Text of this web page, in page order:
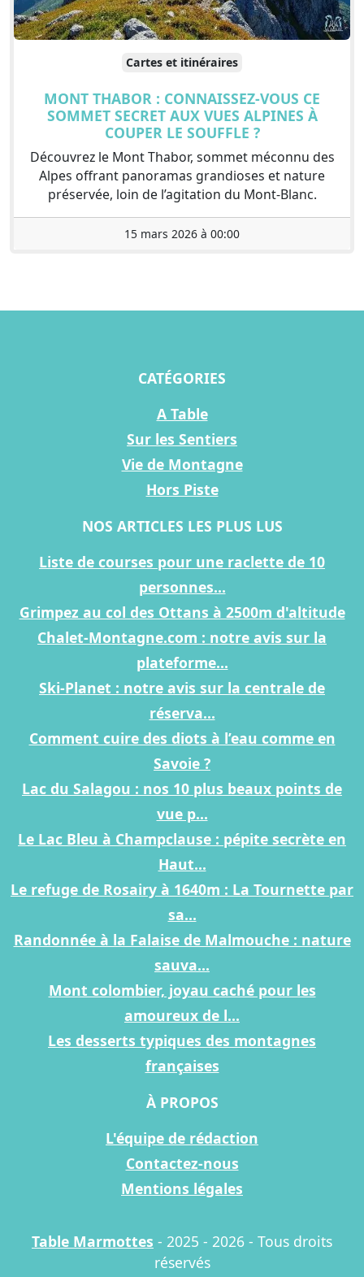
Cartes et itinéraires
MONT THABOR : CONNAISSEZ-VOUS CE
SOMMET SECRET AUX VUES ALPINES À
COUPER LE SOUFFLE ?
Découvrez le Mont Thabor, sommet méconnu des
Alpes offrant panoramas grandioses et nature
préservée, loin de l’agitation du Mont-Blanc.
15 mars 2026 à 00:00
CATÉGORIES
A Table
Sur les Sentiers
Vie de Montagne
Hors Piste
NOS ARTICLES LES PLUS LUS
Liste de courses pour une raclette de 10
personnes...
Grimpez au col des Ottans à 2500m d'altitude
Chalet-Montagne.com : notre avis sur la
plateforme...
Ski-Planet : notre avis sur la centrale de
réserva...
Comment cuire des diots à l’eau comme en
Savoie ?
Lac du Salagou : nos 10 plus beaux points de
vue p...
Le Lac Bleu à Champclause : pépite secrète en
Haut...
Le refuge de Rosairy à 1640m : La Tournette par
sa...
Randonnée à la Falaise de Malmouche : nature
sauva...
Mont colombier, joyau caché pour les
amoureux de l...
Les desserts typiques des montagnes
françaises
À PROPOS
L'équipe de rédaction
Contactez-nous
Mentions légales
Table Marmottes - 2025 - 2026 - Tous droits
réservés